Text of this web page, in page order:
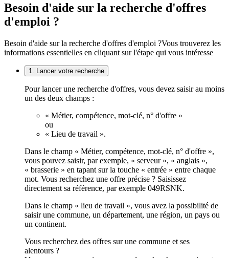
Besoin d'aide sur la recherche d'offres
d'emploi ?
Besoin d'aide sur la recherche d'offres d'emploi ?Vous trouverez les
informations essentielles en cliquant sur l'étape qui vous intéresse
1. Lancer votre recherche
Pour lancer une recherche d'offres, vous devez saisir au moins
un des deux champs :
« Métier, compétence, mot-clé, n° d'offre »
ou
« Lieu de travail ».
Dans le champ « Métier, compétence, mot-clé, n° d'offre »,
vous pouvez saisir, par exemple, « serveur », « anglais »,
« brasserie » en tapant sur la touche « entrée » entre chaque
mot. Vous recherchez une offre précise ? Saisissez
directement sa référence, par exemple 049RSNK.
Dans le champ « lieu de travail », vous avez la possibilité de
saisir une commune, un département, une région, un pays ou
un continent.
Vous recherchez des offres sur une commune et ses
alentours ?